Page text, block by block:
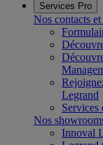
Services Pro
Nos contacts
Legrand
Services
Nos
Innoval